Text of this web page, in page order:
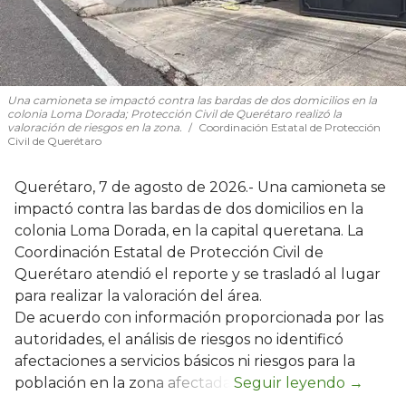
Una camioneta se impactó contra las bardas de dos domicilios en la
colonia Loma Dorada; Protección Civil de Querétaro realizó la
valoración de riesgos en la zona.
Coordinación Estatal de Protección
Civil de Querétaro
Querétaro, 7 de agosto de 2026.- Una camioneta se
impactó contra las bardas de dos domicilios en la
colonia Loma Dorada, en la capital queretana. La
Coordinación Estatal de Protección Civil de
Querétaro atendió el reporte y se trasladó al lugar
para realizar la valoración del área.
De acuerdo con información proporcionada por las
autoridades, el análisis de riesgos no identificó
afectaciones a servicios básicos ni riesgos para la
población en la zona afectada.